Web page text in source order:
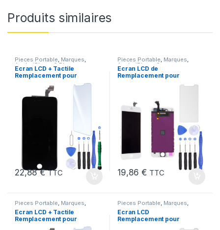
Produits similaires
Pieces Portable, Marques,
Apple iPhone 6 Plus
Ecran LCD + Tactile
Remplacement pour
iPhone 6 Plus Noir + Kit
22,88€ TTC
Pieces Portable, Marques,
Apple iPhone 6
Ecran LCD de
Remplacement pour
19,86€ TTC
Pieces Portable, Marques,
Apple iPhone 6 Plus
Ecran LCD + Tactile
Remplacement pour
Pieces Portable, Marques,
Apple iPhone 6s
Ecran LCD
Remplacement pour